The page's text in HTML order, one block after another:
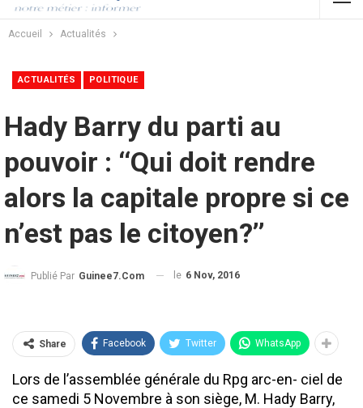
Accueil Actualités
ACTUALITÉS POLITIQUE
Hady Barry du parti au
pouvoir : ‘‘Qui doit rendre
alors la capitale propre si ce
n’est pas le citoyen?’’
Publié Par Guinee7.com le 6 Nov, 2016
Share Facebook Twitter WhatsApp
Lors de l’assemblée générale du Rpg arc-en- ciel de
ce samedi 5 Novembre à son siège, M. Hady Barry,